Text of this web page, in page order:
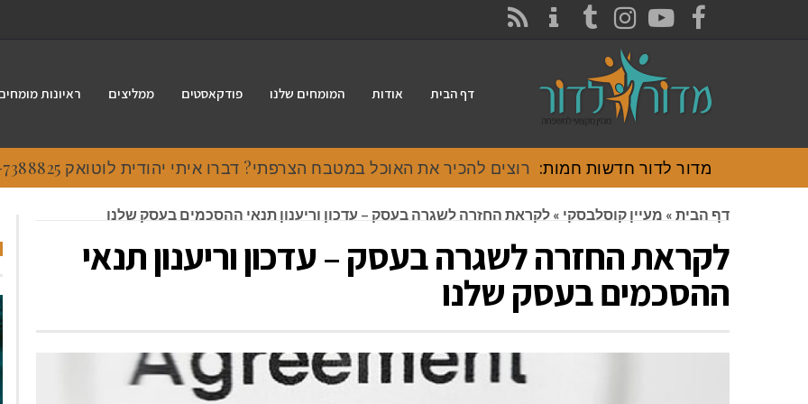
FACEBOOK
YOUTUBE
INSTAGRAM
TUMBLR
דף הבית אודות המומחים שלנו פודקאסטים ממליצים ראיונות
מדור לדור חדשות חמות: רוצים להכיר את האוכל במטבח הצרפתי? דברו איתי יהודית לוטואק 054-7388825.
דף הבית » מעיין קוסלבסקי » לקראת החזרה לשגרה בעסק – עדכון וריענון תנאי ההסכמים בעסק שלנו
לקראת החזרה לשגרה בעסק – עדכון וריענון תנאי
ההסכמים בעסק שלנו